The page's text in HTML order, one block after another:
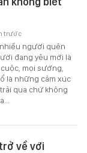
người quên
đang yêu mới là
mọi sướng,
là những cảm xúc
qua chứ không
trước
về với